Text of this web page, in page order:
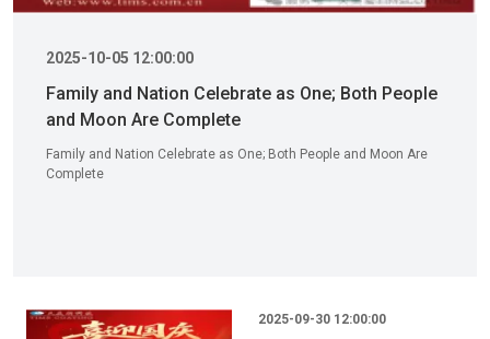
2025-10-05 12:00:00
Family and Nation Celebrate as One; Both People
and Moon Are Complete
Family and Nation Celebrate as One; Both People and Moon Are
Complete
2025-09-30 12:00:00